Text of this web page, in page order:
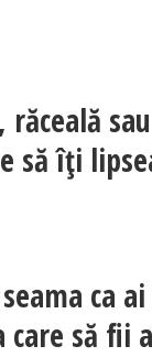
răceală
să îți
ca
care să fii